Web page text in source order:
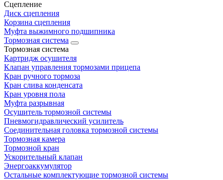
Сцепление
Диск сцепления
Корзина сцепления
Муфта выжимного подшипника
Тормозная система
Тормозная система
Картридж осушителя
Клапан управления тормозами прицепа
Кран ручного тормоза
Кран слива конденсата
Кран уровня пола
Муфта разрывная
Осушитель тормозной системы
Пневмогидравлический усилитель
Соединительная головка тормозной системы
Тормозная камера
Тормозной кран
Ускорительный клапан
Энергоаккумулятор
Остальные комплектующие тормозной системы